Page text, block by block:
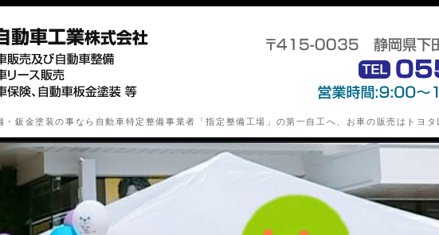
・鈑金塗装の事なら自動車特定整備事業者「指定整備工場」の第一自工へ、お車の販売はトヨ